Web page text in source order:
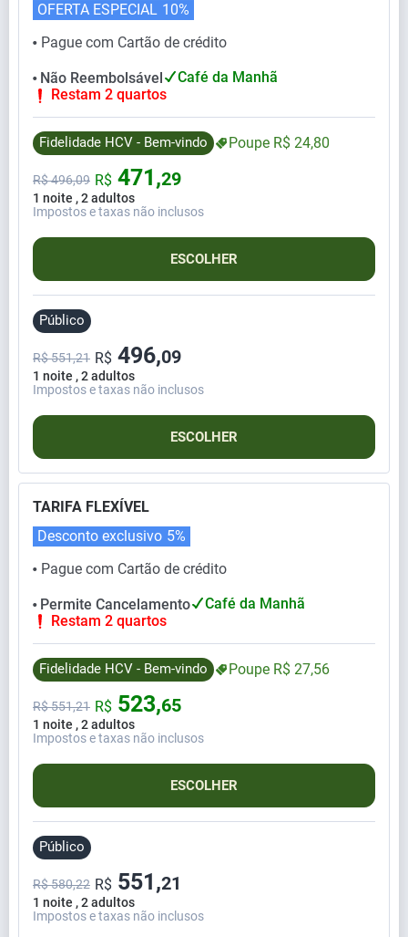
⬤ Pague com Cartão de crédito
OFERTA ESPECIAL 10%
⬤ Não Reembolsável
Café da Manhã
Restam 2 quartos
Fidelidade HCV - Bem-vindo Poupe R$ 24,80
1 noite , 2 adultos
R$496,09 R$ 471,29
Impostos e taxas não inclusos
ESCOLHER
Público
1 noite , 2 adultos
R$ 551,21 R$ 496,09
Impostos e taxas não inclusos
ESCOLHER
TARIFA FLEXÍVEL
⬤ Pague com Cartão de crédito
Desconto exclusivo 5%
⬤ Permite Cancelamento
Café da Manhã
Restam 2 quartos
Fidelidade HCV - Bem-vindo Poupe R$ 27,56
1 noite , 2 adultos
R$551,21 R$ 523,65
Impostos e taxas não inclusos
ESCOLHER
Público
1 noite , 2 adultos
R$ 580,22 R$ 551,21
Impostos e taxas não inclusos